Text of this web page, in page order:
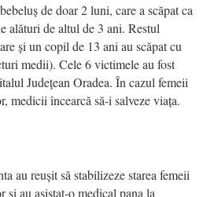
de doar 2 luni, care a scăpat ca
alături de altul de 3 ani. Restul
și un copil de 13 ani au scăpat cu
medii). Cele 6 victimele au fost
Județean Oradea. În cazul femeii
medicii încearcă să-i salveze viața.
au reușit să stabilizeze starea femeii
și au asistat-o medical pana la